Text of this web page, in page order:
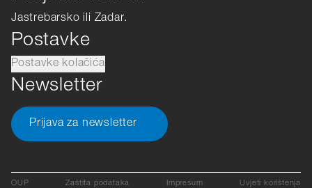
Jastrebarsko ili Zadar.
Postavke
Postavke kolačića
Newsletter
Prijava za newsletter
OUP Zaštita podataka Impresum Uvjeti korištenja